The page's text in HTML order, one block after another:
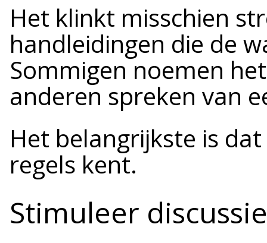
Het klinkt misschien
handleidingen die de
Sommigen noemen
anderen spreken van
Het belangrijkste is
regels kent.
Stimuleer